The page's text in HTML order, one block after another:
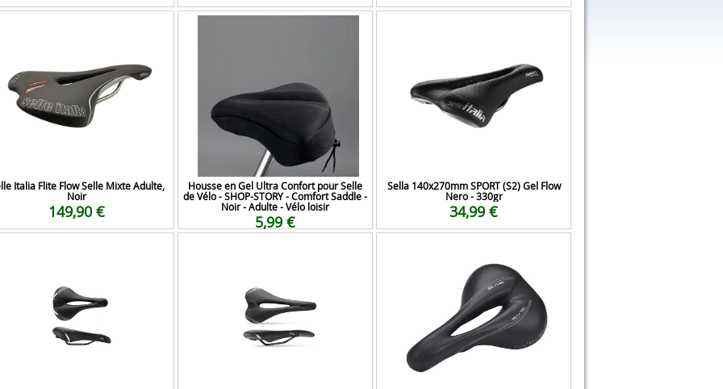
Italia Flite Flow Selle Mixte Adulte,
Noir
149,90 €
Housse en Gel Ultra Confort pour Selle
de Vélo - SHOP-STORY - Comfort Saddle -
Noir - Adulte - Vélo loisir
5,99 €
Sella 140x270mm SPORT (S2) Gel Flow
Nero - 330gr
34,99 €